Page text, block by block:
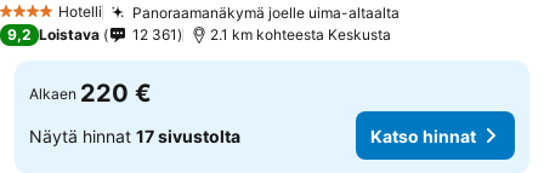
4 Tähtiluokitus
Hotelli Panoraamanäkymä joelle uima-altaalta
9,2 Loistava 12 361 2.1 km kohteesta Keskusta
Alkaen 220 €
Näytä hinnat 17 sivustolta Katso hinnat